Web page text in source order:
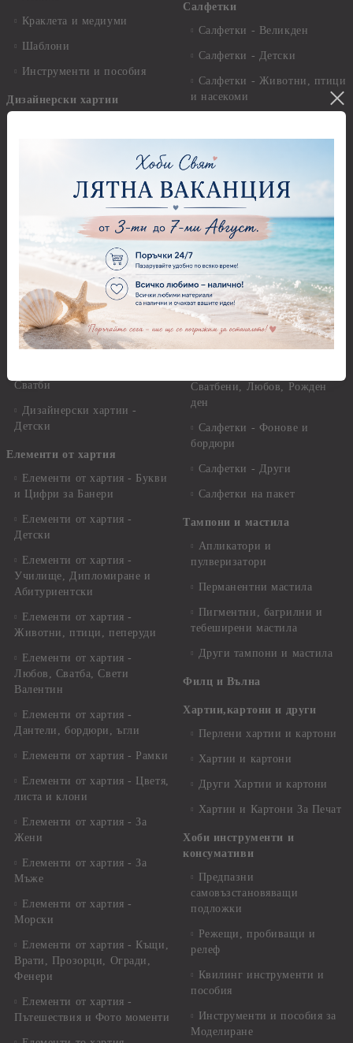
Краклета и медиуми
Шаблони
Инструменти и пособия
Дизайнерски хартии
Дизайнерски хартии - 20.30
Дизайнерски хартии - 30.50
Дизайнерски хартии - 21,00
х 29,70 см
Дизайнерски хартии - 15.20
x 30.50 см.
Дизайнерски хартии -
други
Сватби
Дизайнерски хартии -
Детски
Елементи от хартия
Елементи от хартия - Букви
и Цифри за Банери
Елементи от хартия -
Детски
Елементи от хартия -
Училище, Дипломиране и
Абитуриентски
Елементи от хартия -
Животни, птици, пеперуди
Елементи от хартия -
Любов, Сватба, Свети
Валентин
Елементи от хартия -
Дантели, бордюри, ъгли
Елементи от хартия - Рамки
Елементи от хартия - Цветя,
листа и клони
Елементи от хартия - За
Жени
Елементи от хартия - За
Мъже
Елементи от хартия -
Морски
Елементи от хартия - Къщи,
Врати, Прозорци, Огради,
Фенери
Елементи от хартия -
Пътешествия и Фото моменти
Салфетки
Салфетки - Великден
Салфетки - Детски
Салфетки - Животни, птици
и насекоми
Зимни
Салфетки - Морски
Салфетки - Музика
Салфетки - Пеперуди
Салфетки - Рози
Салфетки - Пътешествия и
Салфетки - Кухненски
мотиви, плодове и зеленчуци
Сватбени, Любов, Рожден
ден
Салфетки - Фонове и
бордюри
Салфетки - Други
Салфетки на пакет
Тампони и мастила
Апликатори и
пулверизатори
Перманентни мастила
Пигментни, багрилни и
тебеширени мастила
Други тампони и мастила
Филц и Вълна
Хартии,картони и други
Перлени хартии и картони
Хартии и картони
Други Хартии и картони
Хартии и Картони За Печат
Хоби инструменти и
консумативи
Предпазни
самовъзстановяващи
подложки
Режещи, пробиващи и
релеф
Квилинг инструменти и
пособия
Инструменти и пособия за
Моделиране